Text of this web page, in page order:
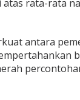
rata-rata
antara